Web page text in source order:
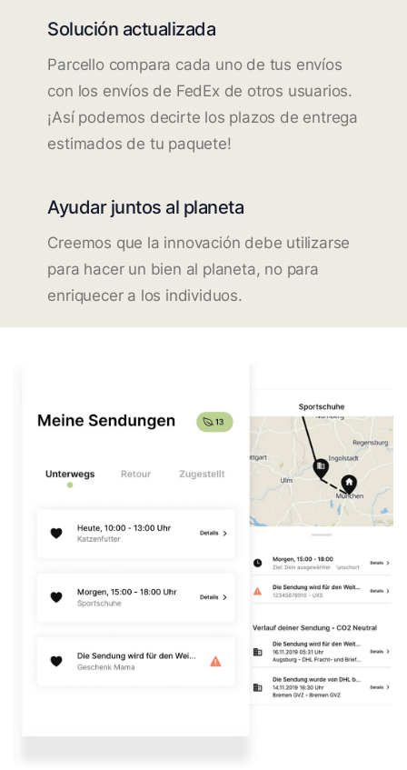
Solución actualizada
Parcello compara cada uno de tus envíos
con los envíos de FedEx de otros usuarios.
¡Así podemos decirte los plazos de entrega
estimados de tu paquete!
Ayudar juntos al planeta
Creemos que la innovación debe utilizarse
para hacer un bien al planeta, no para
enriquecer a los individuos.